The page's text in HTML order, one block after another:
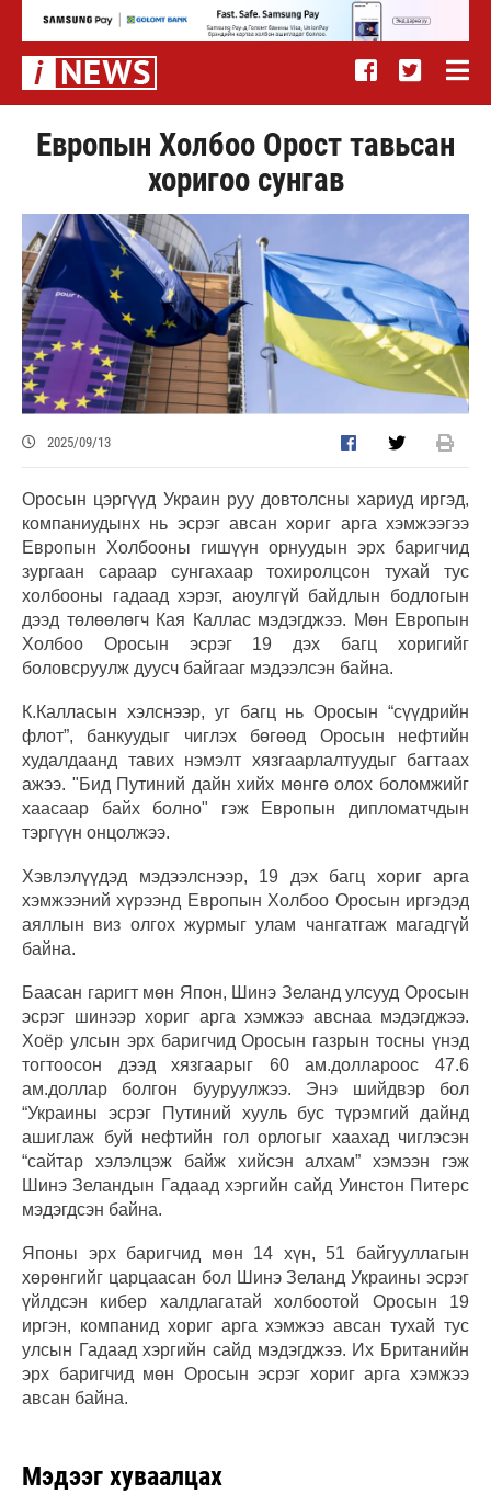
Европын Холбоо Орост тавьсан
хоригоо сунгав
2025/09/13
Оросын цэргүүд Украин руу довтолсны хариуд иргэд,
компаниудынх нь эсрэг авсан хориг арга хэмжээгээ
Европын Холбооны гишүүн орнуудын эрх баригчид
зургаан сараар сунгахаар тохиролцсон тухай тус
холбооны гадаад хэрэг, аюулгүй байдлын бодлогын
дээд төлөөлөгч Кая Каллас мэдэгджээ. Мөн Европын
Холбоо Оросын эсрэг 19 дэх багц хоригийг
боловсруулж дуусч байгааг мэдээлсэн байна.
К.Калласын хэлснээр, уг багц нь Оросын “сүүдрийн
флот”, банкуудыг чиглэх бөгөөд Оросын нефтийн
худалдаанд тавих нэмэлт хязгаарлалтуудыг багтаах
ажээ. "Бид Путиний дайн хийх мөнгө олох боломжийг
хаасаар байх болно" гэж Европын дипломатчдын
тэргүүн онцолжээ.
Хэвлэлүүдэд мэдээлснээр, 19 дэх багц хориг арга
хэмжээний хүрээнд Европын Холбоо Оросын иргэдэд
аяллын виз олгох журмыг улам чангатгаж магадгүй
байна.
Баасан гаригт мөн Япон, Шинэ Зеланд улсууд Оросын
эсрэг шинээр хориг арга хэмжээ авснаа мэдэгджээ.
Хоёр улсын эрх баригчид Оросын газрын тосны үнэд
тогтоосон дээд хязгаарыг 60 ам.доллароос 47.6
ам.доллар болгон бууруулжээ. Энэ шийдвэр бол
“Украины эсрэг Путиний хууль бус түрэмгий дайнд
ашиглаж буй нефтийн гол орлогыг хаахад чиглэсэн
“сайтар хэлэлцэж байж хийсэн алхам” хэмээн гэж
Шинэ Зеландын Гадаад хэргийн сайд Уинстон Питерс
мэдэгдсэн байна.
Японы эрх баригчид мөн 14 хүн, 51 байгууллагын
хөрөнгийг царцаасан бол Шинэ Зеланд Украины эсрэг
үйлдсэн кибер халдлагатай холбоотой Оросын 19
иргэн, компанид хориг арга хэмжээ авсан тухай тус
улсын Гадаад хэргийн сайд мэдэгджээ. Их Британийн
эрх баригчид мөн Оросын эсрэг хориг арга хэмжээ
авсан байна.
Мэдээг хуваалцах